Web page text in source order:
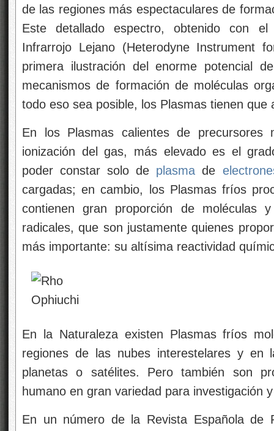
de las regiones más espectaculares de
Este detallado espectro, obtenido con
Infrarrojo Lejano (Heterodyne Instrument
primera ilustración del enorme potencial
mecanismos de formación de moléculas
todo eso sea posible, los Plasmas tienen que
En los Plasmas calientes de precursores
ionización del gas, más elevado es el
poder constar solo de plasma de
cargadas; en cambio, los Plasmas fríos
contienen gran proporción de moléculas
radicales, que son justamente quienes
más importante: su altísima reactividad
En la Naturaleza existen Plasmas fríos
regiones de las nubes interestelares y
planetas o satélites. Pero también son
humano en gran variedad para investigación
En un número de la Revista Española de